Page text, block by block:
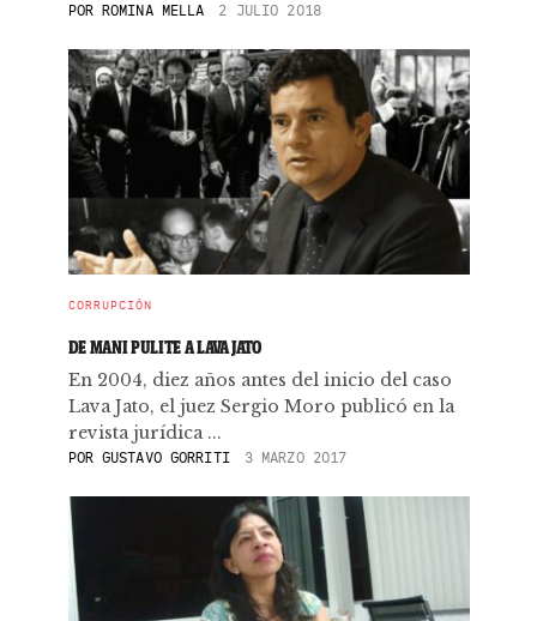
POR ROMINA MELLA 2 JULIO 2018
CORRUPCIÓN
DE MANI PULITE A LAVA JATO
En 2004, diez años antes del inicio del caso
Lava Jato, el juez Sergio Moro publicó en la
revista jurídica ...
POR GUSTAVO GORRITI 3 MARZO 2017